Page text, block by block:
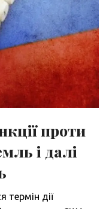
проти
і далі
термін дії